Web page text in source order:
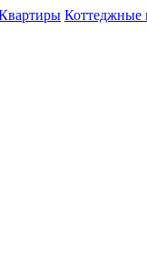
Коттеджные